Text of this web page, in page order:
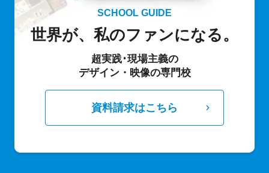
SCHOOL GUIDE
世界が、私のファンになる。
超実践･現場主義の
デザイン・映像の専門校
資料請求はこちら